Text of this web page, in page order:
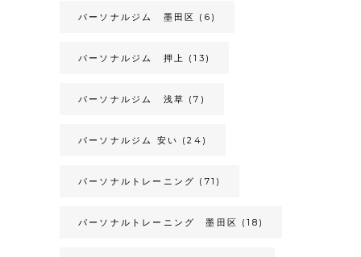
パーソナルジム 墨田区 (6)
パーソナルジム 押上 (13)
パーソナルジム 浅草 (7)
パーソナルジム 安い (24)
パーソナルトレーニング (71)
パーソナルトレーニング 墨田区 (18)